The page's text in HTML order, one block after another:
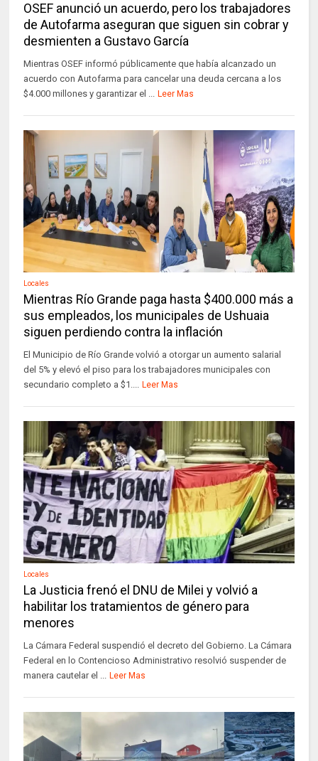
OSEF anunció un acuerdo, pero los trabajadores
de Autofarma aseguran que siguen sin cobrar y
desmienten a Gustavo García
Mientras OSEF informó públicamente que había alcanzado un
acuerdo con Autofarma para cancelar una deuda cercana a los
$4.000 millones y garantizar el ... Leer Mas
Locales
Mientras Río Grande paga hasta $400.000 más a
sus empleados, los municipales de Ushuaia
siguen perdiendo contra la inflación
El Municipio de Río Grande volvió a otorgar un aumento salarial
del 5% y elevó el piso para los trabajadores municipales con
secundario completo a $1.... Leer Mas
Locales
La Justicia frenó el DNU de Milei y volvió a
habilitar los tratamientos de género para
menores
La Cámara Federal suspendió el decreto del Gobierno. La Cámara
Federal en lo Contencioso Administrativo resolvió suspender de
manera cautelar el ... Leer Mas